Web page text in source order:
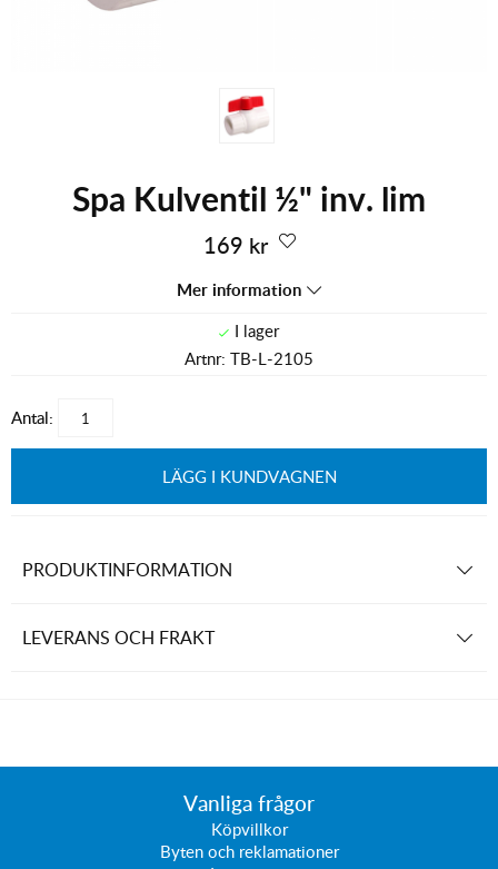
Spa Kulventil ½" inv. lim
169 kr
Mer information
Artnr: TB-L-2105
Antal:
LÄGG I KUNDVAGNEN
PRODUKTINFORMATION
LEVERANS OCH FRAKT
Vanliga frågor
Köpvillkor
Byten och reklamationer